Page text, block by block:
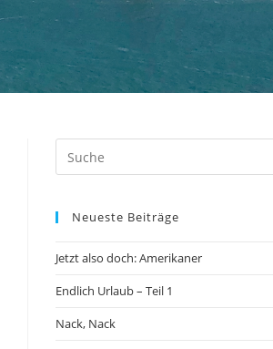
Neueste Beiträge
Jetzt also doch: Amerikaner
Endlich Urlaub – Teil 1
Nack, Nack